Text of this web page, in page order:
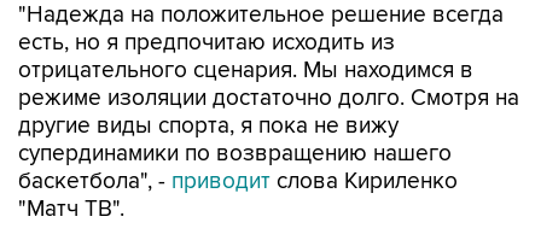
"Надежда на положительное решение всегда
есть, но я предпочитаю исходить из
отрицательного сценария. Мы находимся в
режиме изоляции достаточно долго. Смотря на
другие виды спорта, я пока не вижу
супердинамики по возвращению нашего
баскетбола", - приводит слова Кириленко
"Матч ТВ".